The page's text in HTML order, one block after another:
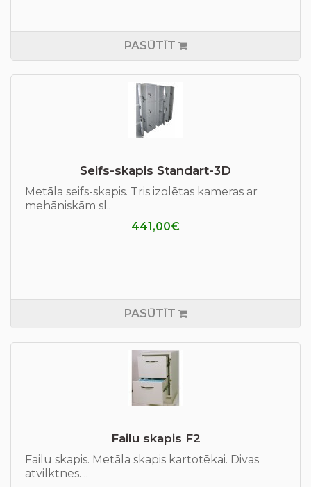
PASŪTĪT
Seifs-skapis Standart-3D
Metāla seifs-skapis. Tris izolētas kameras ar
mehāniskām sl..
441,00€
PASŪTĪT
Failu skapis F2
Failu skapis. Metāla skapis kartotēkai. Divas
atvilktnes. ..